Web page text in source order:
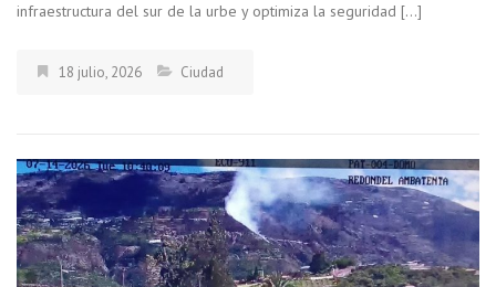
infraestructura del sur de la urbe y optimiza la seguridad […]
18 julio, 2026 Ciudad